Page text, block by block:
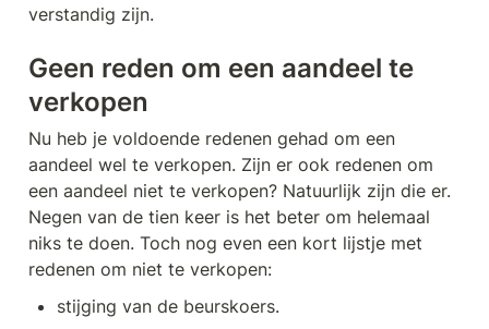
verstandig zijn.
Geen reden om een aandeel te
verkopen
Nu heb je voldoende redenen gehad om een
aandeel wel te verkopen. Zijn er ook redenen om
een aandeel niet te verkopen? Natuurlijk zijn die er.
Negen van de tien keer is het beter om helemaal
niks te doen. Toch nog even een kort lijstje met
redenen om niet te verkopen:
stijging van de beurskoers.